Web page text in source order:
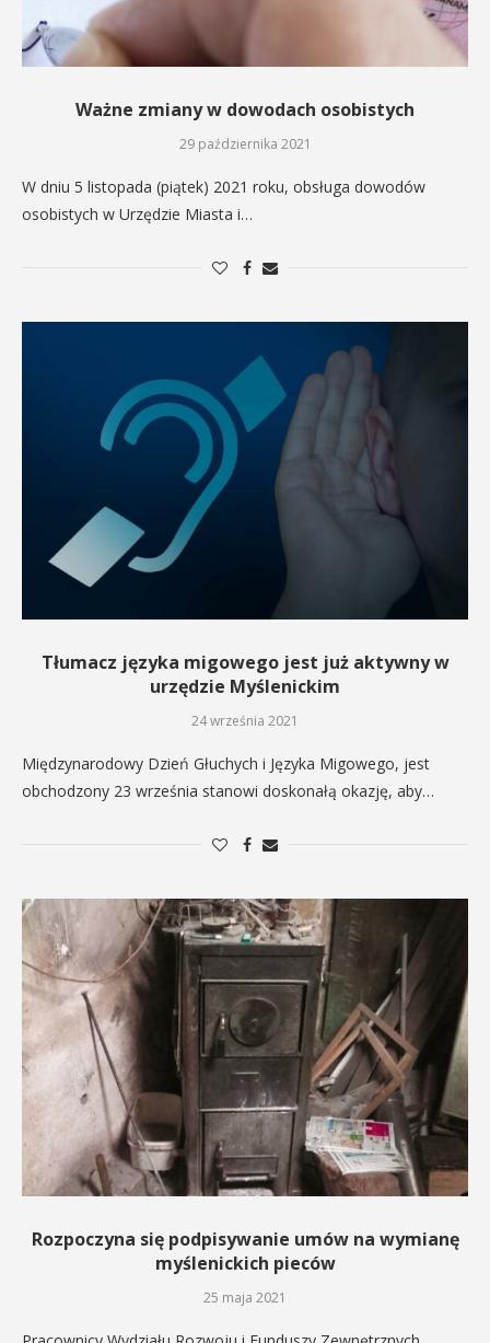
Ważne zmiany w dowodach osobistych
29 października 2021
W dniu 5 listopada (piątek) 2021 roku, obsługa dowodów
osobistych w Urzędzie Miasta i…
Tłumacz języka migowego jest już aktywny w
urzędzie Myślenickim
24 września 2021
Międzynarodowy Dzień Głuchych i Języka Migowego, jest
obchodzony 23 września stanowi doskonałą okazję, aby…
Rozpoczyna się podpisywanie umów na wymianę
myślenickich pieców
25 maja 2021